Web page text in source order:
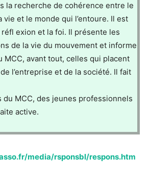
la recherche de cohérence entre le
vie et le monde qui l’entoure. Il est
exion et la foi. Il présente les
de la vie du mouvement et informe
MCC, avant tout, celles qui placent
l’entreprise et de la société. Il fait
du MCC, des jeunes professionnels
active.
media/rsponsbl/respons.htm